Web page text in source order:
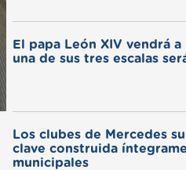
El papa León XIV vendrá
una de sus tres escalas
Los clubes de Mercedes
clave construida
municipales